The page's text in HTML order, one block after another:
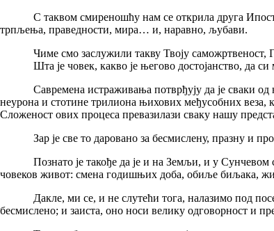
С таквом смиреношћу нам се открила друга
трпљења, праведности, мира… и, наравно, љубави.
Чиме смо заслужили такву Твоју саможртвеност,
Шта је човек, какво је његово достојанство, да си
Савремена истраживања потврђују да је сваки од
неурона и стотине трилиона њихових међусобних веза,
Сложеност ових процеса превазилази сваку нашу
Зар је све то даровано за бесмислену, празну и
Познато је такође да је и на Земљи, и у Сунчевом
човеков живот: смена годишњих доба, обиље биљака,
Дакле, ми се, и не слутећи тога, налазимо под
бесмислено; и заиста, оно носи велику одговорност и